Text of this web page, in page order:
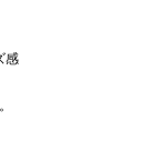
感